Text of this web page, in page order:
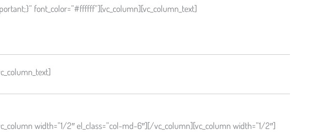
font_color=”#ffffff”][vc_column][vc_column_text]
width=”1/2″ el_class=”col-md-6″][/vc_column][vc_column width=”1/2″]